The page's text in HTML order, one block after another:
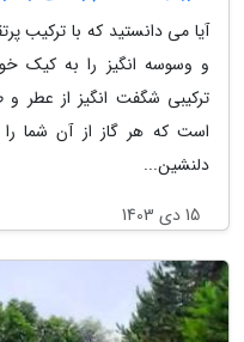
آیا می دانستید که با ترکیب
و وسوسه انگیز را به کیک
ترکیبی شگفت انگیز از عطر و
است که هر گاز از آن شما
دلنشین...
15 دی 1403